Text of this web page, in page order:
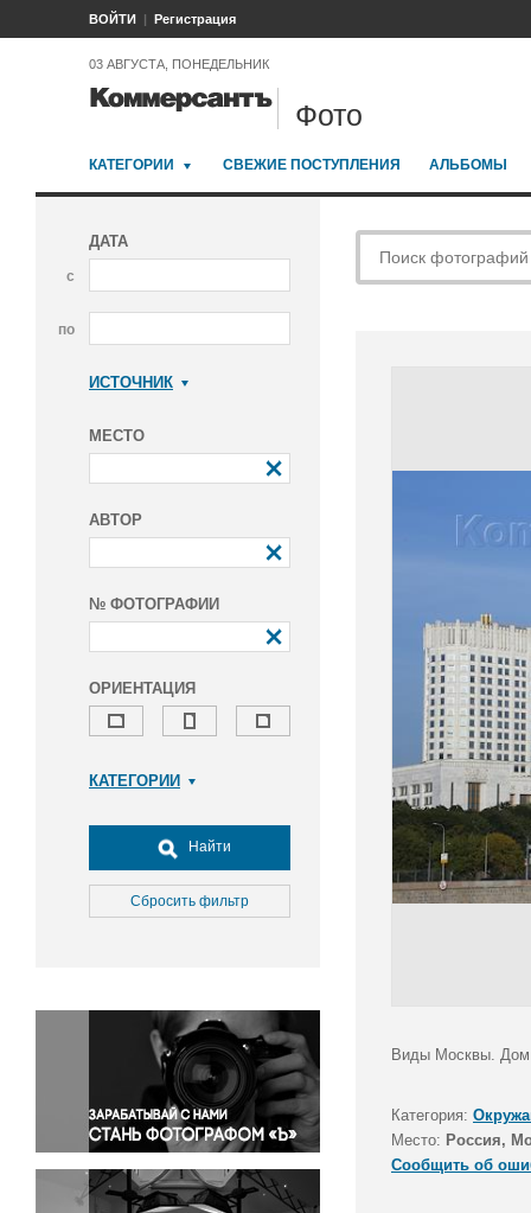
ВОЙТИ Регистрация
03 АВГУСТА, ПОНЕДЕЛЬНИК
Фото
КАТЕГОРИИ СВЕЖИЕ ПОСТУПЛЕНИЯ АЛЬБОМЫ
ДАТА
с
по
ИСТОЧНИК
МЕСТО
АВТОР
№ ФОТОГРАФИИ
ОРИЕНТАЦИЯ
КАТЕГОРИИ
Досуг, туризм и отдых
Культура
Медицина
Окружающая среда
Политика
Правосудие
Происшествия и конфликты
Религия
Светская жизнь
Спорт
Найти
Сбросить фильтр
Виды Москвы. Дом
Категория:
Место: Россия,
Сообщить об